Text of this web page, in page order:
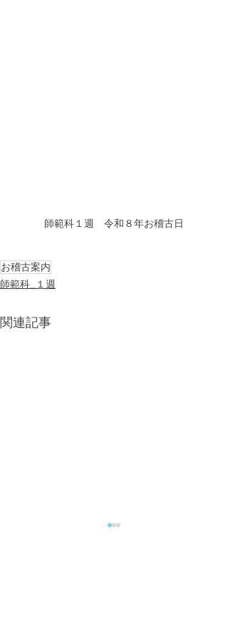
師範科１週　令和８年お稽古日
お稽古案内
師範科_１週
関連記事